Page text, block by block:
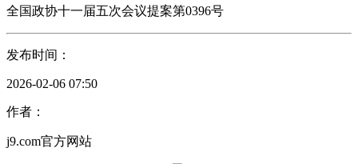
全国政协十一届五次会议提案第0396号
发布时间：
2026-02-06 07:50
作者：
j9.com官方网站